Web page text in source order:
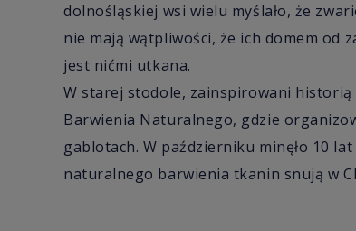
dolnośląskiej wsi wielu myślało, że
nie mają wątpliwości, że ich domem od
jest nićmi utkana.
W starej stodole, zainspirowani
Barwienia Naturalnego, gdzie
gablotach. W październiku minęło 10
naturalnego barwienia tkanin snują w